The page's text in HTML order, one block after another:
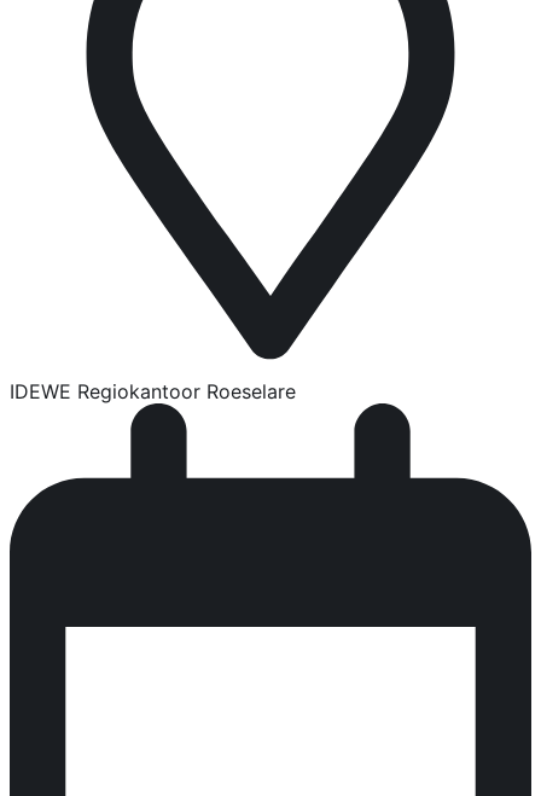
IDEWE Regiokantoor Roeselare